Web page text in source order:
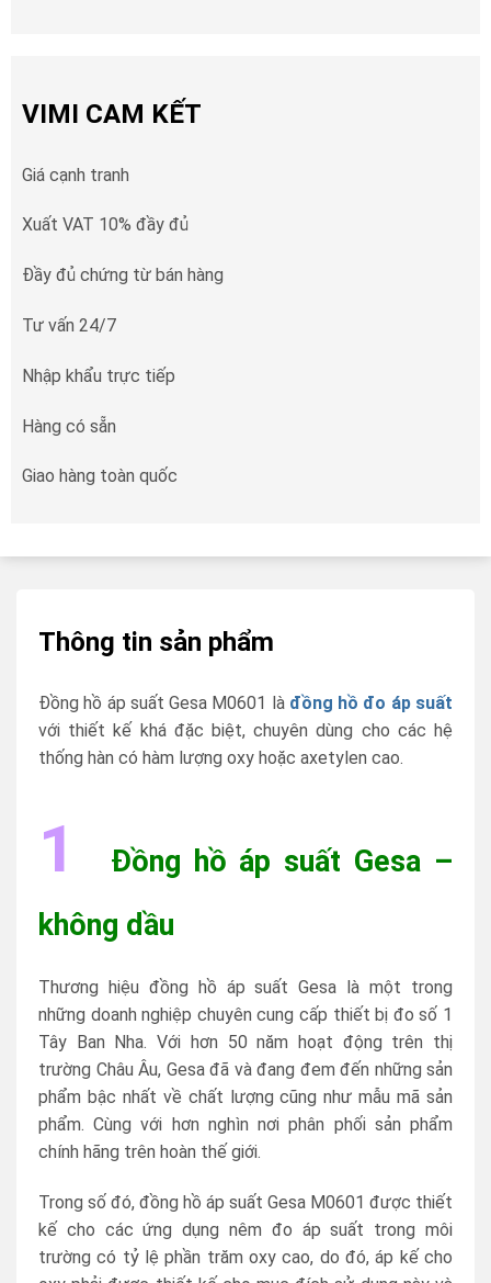
VIMI CAM KẾT
Giá cạnh tranh
Xuất VAT 10% đầy đủ
Đầy đủ chứng từ bán hàng
Tư vấn 24/7
Nhập khẩu trực tiếp
Hàng có sẵn
Giao hàng toàn quốc
Thông tin sản phẩm
Đồng hồ áp suất Gesa M0601 là đồng hồ đo áp suất
với thiết kế khá đặc biệt, chuyên dùng cho các hệ
thống hàn có hàm lượng oxy hoặc axetylen cao.
1
Đồng hồ áp suất Gesa –
không dầu
Thương hiệu đồng hồ áp suất Gesa là một trong
những doanh nghiệp chuyên cung cấp thiết bị đo số 1
Tây Ban Nha. Với hơn 50 năm hoạt động trên thị
trường Châu Âu, Gesa đã và đang đem đến những sản
phẩm bậc nhất về chất lượng cũng như mẫu mã sản
phẩm. Cùng với hơn nghìn nơi phân phối sản phẩm
chính hãng trên hoàn thế giới.
Trong số đó, đồng hồ áp suất Gesa M0601 được thiết
kế cho các ứng dụng nêm đo áp suất trong môi
trường có tỷ lệ phần trăm oxy cao, do đó, áp kế cho